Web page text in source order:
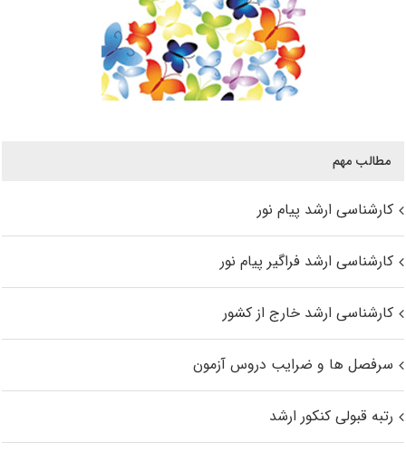
مطالب مهم
کارشناسی ارشد پیام نور
کارشناسی ارشد فراگیر پیام نور
کارشناسی ارشد خارج از کشور
سرفصل ها و ضرایب دروس آزمون
رتبه قبولی کنکور ارشد